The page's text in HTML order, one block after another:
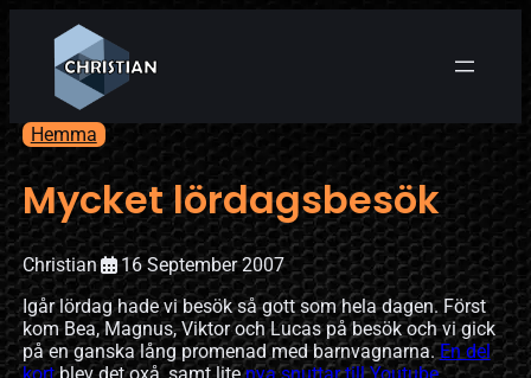
Hemma
Mycket lördagsbesök
Christian
16 September 2007
Igår lördag hade vi besök så gott som hela dagen. Först
kom Bea, Magnus, Viktor och Lucas på besök och vi gick
på en ganska lång promenad med barnvagnarna.En del